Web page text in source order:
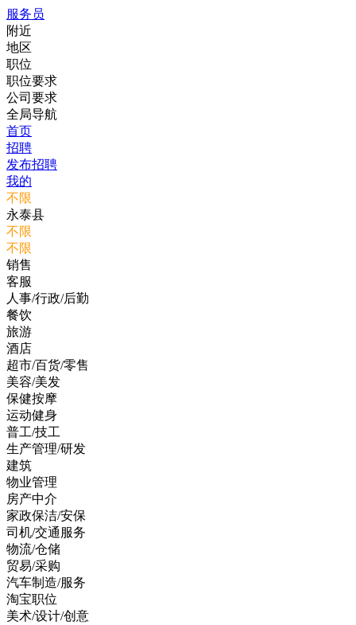
服务员
附近
地区
职位
职位要求
公司要求
全局导航
首页
招聘
发布招聘
我的
不限
永泰县
不限
不限
销售
客服
人事/行政/后勤
餐饮
旅游
酒店
超市/百货/零售
美容/美发
保健按摩
运动健身
普工/技工
生产管理/研发
建筑
物业管理
房产中介
家政保洁/安保
司机/交通服务
物流/仓储
贸易/采购
汽车制造/服务
淘宝职位
美术/设计/创意